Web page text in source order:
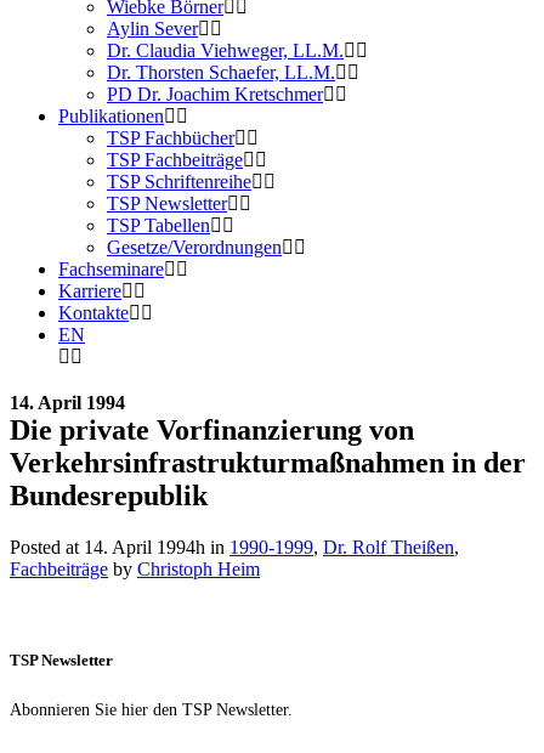
Wiebke Börner
Aylin Sever
Dr. Claudia Viehweger, LL.M.
Dr. Thorsten Schaefer, LL.M.
PD Dr. Joachim Kretschmer
Publikationen
TSP Fachbücher
TSP Fachbeiträge
TSP Schriftenreihe
TSP Newsletter
TSP Tabellen
Gesetze/Verordnungen
Fachseminare
Karriere
Kontakte
EN
14. April 1994
Die private Vorfinanzierung von
Verkehrsinfrastrukturmaßnahmen in der
Bundesrepublik
Posted at 14. April 1994h in 1990-1999, Dr. Rolf Theißen,
Fachbeiträge by Christoph Heim
TSP Newsletter
Abonnieren Sie hier den TSP Newsletter.